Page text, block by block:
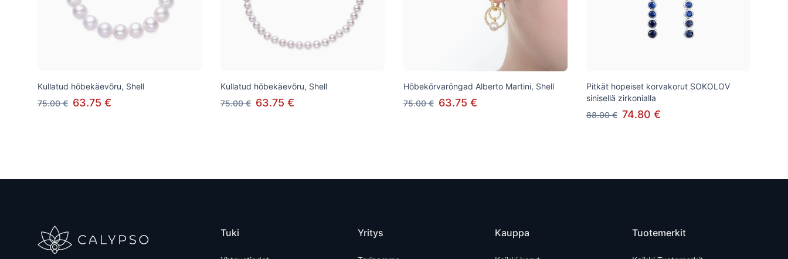
Kullatud hõbekäevõru, Shell
75.00 € 63.75 €
Kullatud hõbekäevõru, Shell
75.00 € 63.75 €
Hõbekõrvarõngad Alberto Martini, Shell
75.00 € 63.75 €
Pitkät hopeiset korvakorut SOKOLOV
sinisellä zirkonialla
88.00 € 74.80 €
Tuki Yritys Kauppa Tuotemerkit